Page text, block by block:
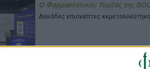
Ο Φαρμακευτικός Τομέας της
Δεκάδες επισκέπτες